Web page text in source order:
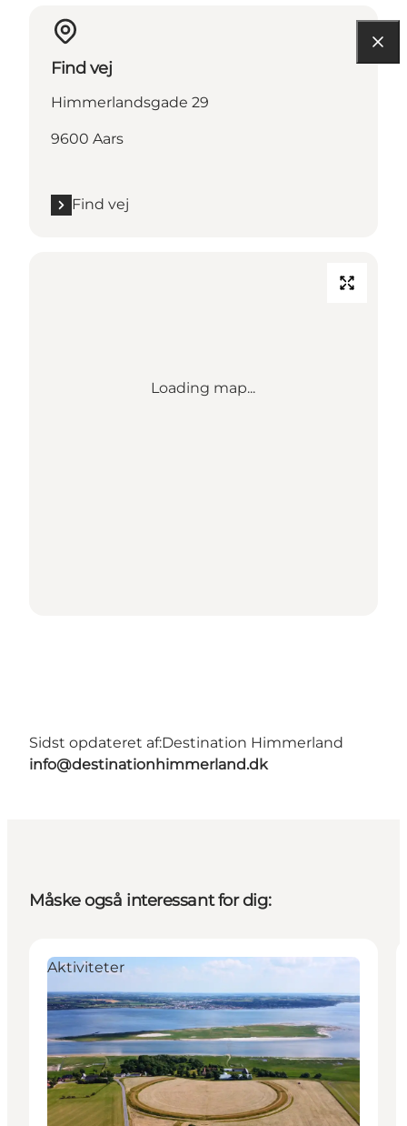
Find vej
Himmerlandsgade 29
9600 Aars
Find vej
Loading map...
Sidst opdateret af:Destination Himmerland
info@destinationhimmerland.dk
Måske også interessant for dig:
Aktiviteter